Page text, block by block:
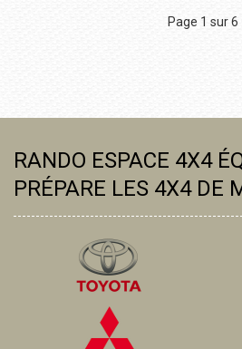
Page 1 sur 6
RANDO ESPACE 4X4
PRÉPARE LES 4X4 DE